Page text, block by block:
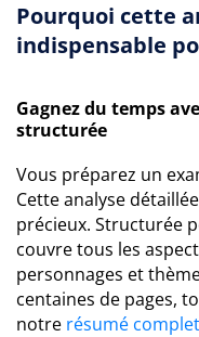
Pourquoi cette
indispensable
Gagnez du temps
structurée
Vous préparez un
Cette analyse
précieux. Structurée
couvre tous les
personnages et
centaines de pages,
notre résumé